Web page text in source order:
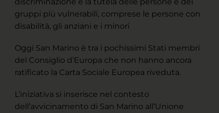
gruppi più vulnerabili, comprese le persone con
disabilità, gli anziani e i minori
Oggi San Marino è tra i pochissimi Stati membri
del Consiglio d’Europa che non hanno ancora
ratificato la Carta Sociale Europea riveduta.
L’iniziativa si inserisce nel contesto
dell’avvicinamento di San Marino all’Unione